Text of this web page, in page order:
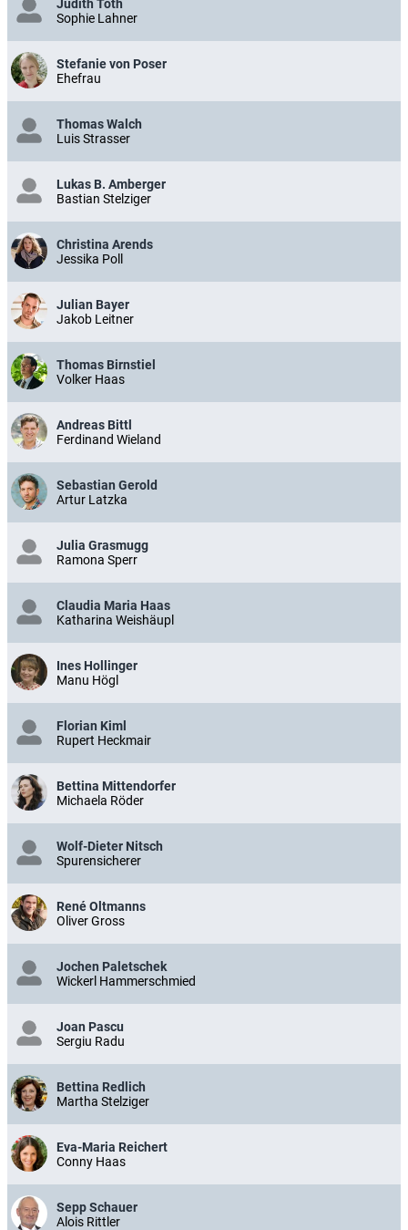
Judith Toth
Sophie Lahner
Stefanie von Poser
Ehefrau
Thomas Walch
Luis Strasser
Lukas B. Amberger
Bastian Stelziger
Christina Arends
Jessika Poll
Julian Bayer
Jakob Leitner
Thomas Birnstiel
Volker Haas
Andreas Bittl
Ferdinand Wieland
Sebastian Gerold
Artur Latzka
Julia Grasmugg
Ramona Sperr
Claudia Maria Haas
Katharina Weishäupl
Ines Hollinger
Manu Högl
Florian Kiml
Rupert Heckmair
Bettina Mittendorfer
Michaela Röder
Wolf-Dieter Nitsch
Spurensicherer
René Oltmanns
Oliver Gross
Jochen Paletschek
Wickerl Hammerschmied
Joan Pascu
Sergiu Radu
Bettina Redlich
Martha Stelziger
Eva-Maria Reichert
Conny Haas
Sepp Schauer
Alois Rittler